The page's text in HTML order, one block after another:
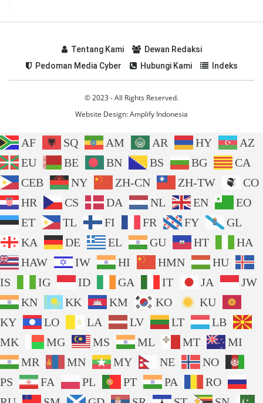
Tentang Kami
Dewan Redaksi
Pedoman Media Cyber
Hubungi Kami Indeks
© 2023 - All Rights Reserved.
Website Design:Amplify Indonesia
AF SQ AM AR HY
AZ
EU
BE BN BS BG
CA
CEB
NY ZH-CN ZH-TW
CO
HR
CS DA NL EN
EO
ET
TL FI FR FY
GL
KA
DE EL GU HT
HA
HAW
IW HI HMN
HU
IS
IG ID GA IT JA
JW
KN
KK KM KO
KU
KY
LO LA LV LT
LB
MK
MG MS ML MT
MI
MR
MN MY NE
NO
PS
FA PL PT PA
RO